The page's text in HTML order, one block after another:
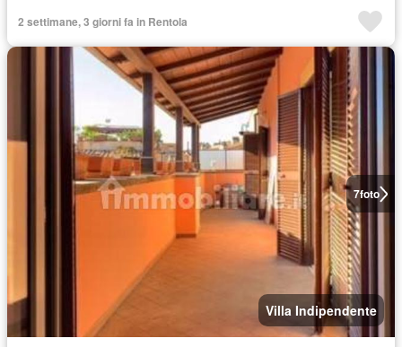
2 settimane, 3 giorni fa in Rentola
7foto
Villa Indipendente